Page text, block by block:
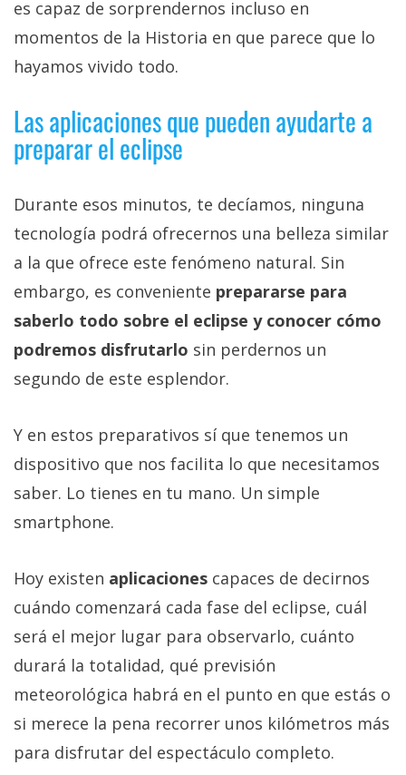
es capaz de sorprendernos incluso en
momentos de la Historia en que parece que lo
hayamos vivido todo.
Las aplicaciones que pueden ayudarte a
preparar el eclipse
Durante esos minutos, te decíamos, ninguna
tecnología podrá ofrecernos una belleza similar
a la que ofrece este fenómeno natural. Sin
embargo, es conveniente prepararse para
saberlo todo sobre el eclipse y conocer cómo
podremos disfrutarlo sin perdernos un
segundo de este esplendor.
Y en estos preparativos sí que tenemos un
dispositivo que nos facilita lo que necesitamos
saber. Lo tienes en tu mano. Un simple
smartphone.
Hoy existen aplicaciones capaces de decirnos
cuándo comenzará cada fase del eclipse, cuál
será el mejor lugar para observarlo, cuánto
durará la totalidad, qué previsión
meteorológica habrá en el punto en que estás o
si merece la pena recorrer unos kilómetros más
para disfrutar del espectáculo completo.